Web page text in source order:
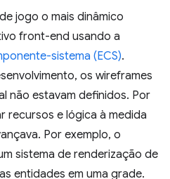
jogo o mais dinâmico
front-end usando a
sistema (ECS).
os wireframes
não estavam definidos. Por
recursos e lógica à medida
Por exemplo, o
sistema de renderização de
entidades em uma grade.